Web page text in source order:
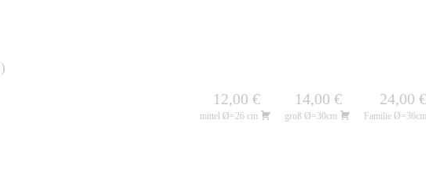
12,00 €
mittel Ø=26 cm
14,00 €
groß Ø=30cm
24,00 €
Familie Ø=36cm